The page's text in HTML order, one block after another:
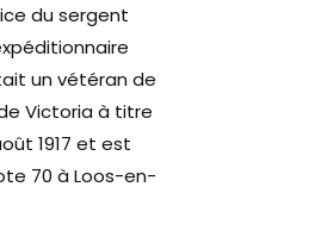
du sergent
un vétéran de
de Victoria à titre
1917 et est
70 à Loos-en-